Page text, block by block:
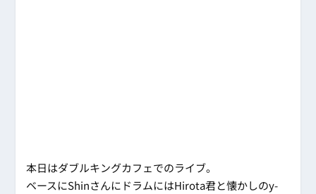
本日はダブルキングカフェでのライブ。
ベースにShinさんにドラムにはHirota君と懐かしのy-